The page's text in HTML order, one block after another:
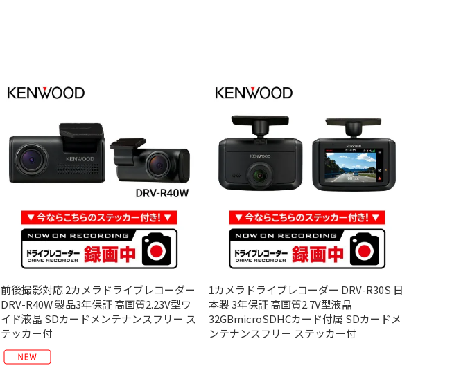
前後撮影対応 2カメラドライブレコーダー
DRV-R40W 製品3年保証 高画質2.23V型ワ
イド液晶 SDカードメンテナンスフリー ス
テッカー付
1カメラドライブレコーダー DRV-R30S 日
本製 3年保証 高画質2.7V型液晶
32GBmicroSDHCカード付属 SDカードメ
ンテナンスフリー ステッカー付